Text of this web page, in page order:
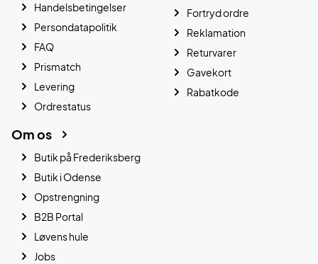
Handelsbetingelser
Persondatapolitik
FAQ
Prismatch
Levering
Ordrestatus
Fortryd ordre
Reklamation
Returvarer
Gavekort
Rabatkode
Om os
Butik på Frederiksberg
Butik i Odense
Opstrengning
B2B Portal
Løvens hule
Jobs